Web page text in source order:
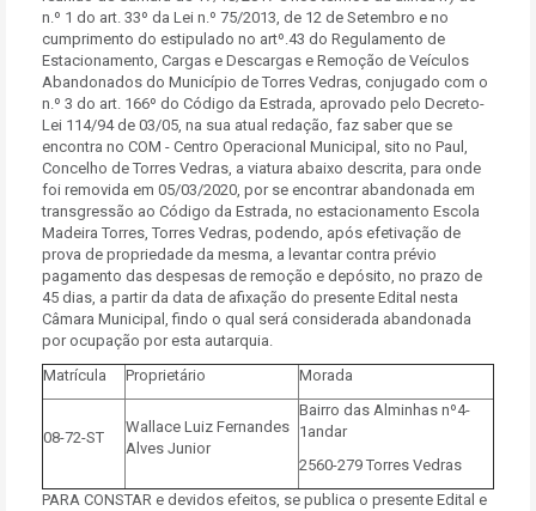
n.º 1 do art. 33º da Lei n.º 75/2013, de 12 de Setembro e no
cumprimento do estipulado no artº.43 do Regulamento de
Estacionamento, Cargas e Descargas e Remoção de Veículos
Abandonados do Município de Torres Vedras, conjugado com o
n.º 3 do art. 166º do Código da Estrada, aprovado pelo Decreto-
Lei 114/94 de 03/05, na sua atual redação, faz saber que se
encontra no COM - Centro Operacional Municipal, sito no Paul,
Concelho de Torres Vedras, a viatura abaixo descrita, para onde
foi removida em 05/03/2020, por se encontrar abandonada em
transgressão ao Código da Estrada, no estacionamento Escola
Madeira Torres, Torres Vedras, podendo, após efetivação de
prova de propriedade da mesma, a levantar contra prévio
pagamento das despesas de remoção e depósito, no prazo de
45 dias, a partir da data de afixação do presente Edital nesta
Câmara Municipal, findo o qual será considerada abandonada
por ocupação por esta autarquia.
Matrícula
Proprietário Morada
08-72-ST
Wallace Luiz Fernandes
Alves Junior
Bairro das Alminhas nº4-
1andar
2560-279 Torres Vedras
PARA CONSTAR e devidos efeitos, se publica o presente Edital e